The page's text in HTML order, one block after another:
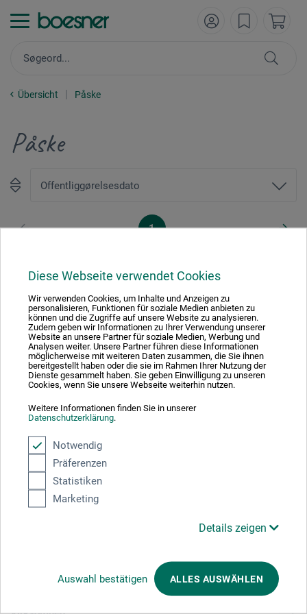
Diese Webseite verwendet Cookies
Wir verwenden Cookies, um Inhalte und Anzeigen zu
personalisieren, Funktionen für soziale Medien anbieten zu
können und die Zugriffe auf unsere Website zu analysieren.
Zudem geben wir Informationen zu Ihrer Verwendung unserer
Website an unsere Partner für soziale Medien, Werbung und
Analysen weiter. Unsere Partner führen diese Informationen
möglicherweise mit weiteren Daten zusammen, die Sie ihnen
bereitgestellt haben oder die sie im Rahmen Ihrer Nutzung der
Dienste gesammelt haben. Sie geben Einwilligung zu unseren
Cookies, wenn Sie unsere Webseite weiterhin nutzen.
Weitere Informationen finden Sie in unserer
Datenschutzerklärung.
Notwendig
Präferenzen
Statistiken
Marketing
Details zeigen
Auswahl bestätigen ALLES AUSWÄHLEN
Übersicht Påske
Påske
1
Absolut sikker
Betalingsmetoder
Produktkategorier